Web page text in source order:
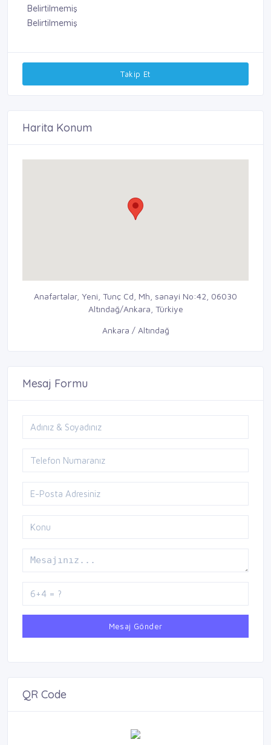
Belirtilmemiş
Belirtilmemiş
Takip Et
Harita Konum
Anafartalar, Yeni, Tunç Cd, Mh, sanayi No:42, 06030
Altındağ/Ankara, Türkiye
Ankara / Altındağ
Mesaj Formu
Mesaj Gönder
QR Code